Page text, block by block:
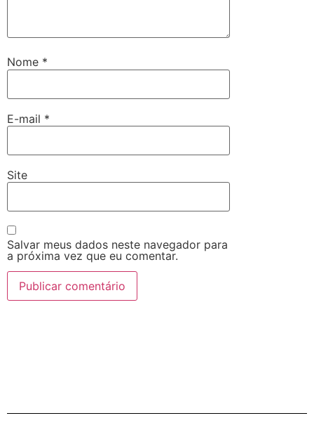
Nome *
E-mail *
Site
Salvar meus dados neste navegador para
a próxima vez que eu comentar.